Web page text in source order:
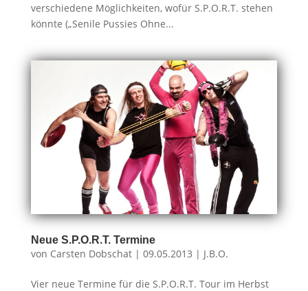
verschiedene Möglichkeiten, wofür S.P.O.R.T. stehen
könnte („Senile Pussies Ohne...
Neue S.P.O.R.T. Termine
von Carsten Dobschat| 09.05.2013 | J.B.O.
Vier neue Termine für die S.P.O.R.T. Tour im Herbst